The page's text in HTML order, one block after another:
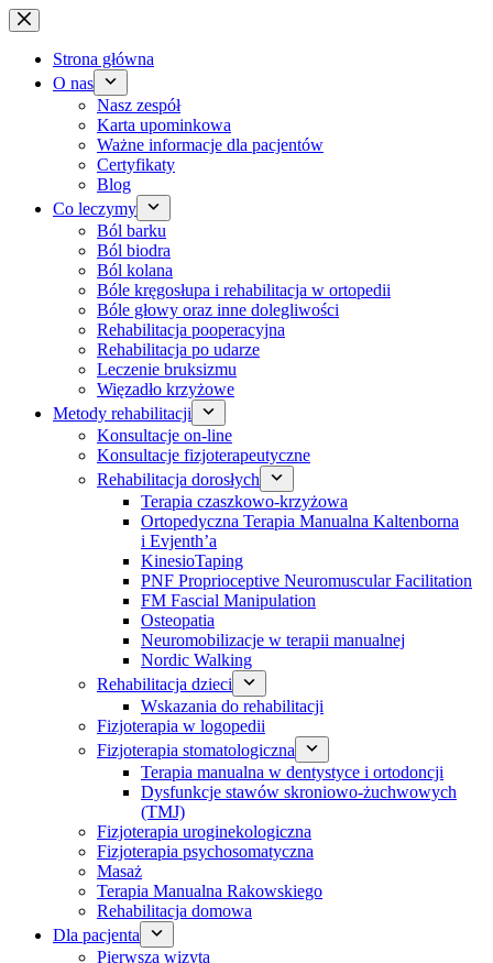
Przejdź
do
treści
Strona główna
O nas
Nasz zespół
Karta upominkowa
Ważne informacje dla pacjentów
Certyfikaty
Blog
Co leczymy
Ból barku
Ból biodra
Ból kolana
Bóle kręgosłupa i rehabilitacja w ortopedii
Bóle głowy oraz inne dolegliwości
Rehabilitacja pooperacyjna
Rehabilitacja po udarze
Leczenie bruksizmu
Więzadło krzyżowe
Metody rehabilitacji
Konsultacje on-line
Konsultacje fizjoterapeutyczne
Rehabilitacja dorosłych
Terapia czaszkowo-krzyżowa
Ortopedyczna Terapia Manualna Kaltenborna
i Evjenth’a
KinesioTaping
PNF Proprioceptive Neuromuscular Facilitation
FM Fascial Manipulation
Osteopatia
Neuromobilizacje w terapii manualnej
Nordic Walking
Rehabilitacja dzieci
Wskazania do rehabilitacji
Fizjoterapia w logopedii
Fizjoterapia stomatologiczna
Terapia manualna w dentystyce i ortodoncji
Dysfunkcje stawów skroniowo-żuchwowych
(TMJ)
Fizjoterapia uroginekologiczna
Fizjoterapia psychosomatyczna
Masaż
Terapia Manualna Rakowskiego
Rehabilitacja domowa
Dla pacjenta
Pierwsza wizyta